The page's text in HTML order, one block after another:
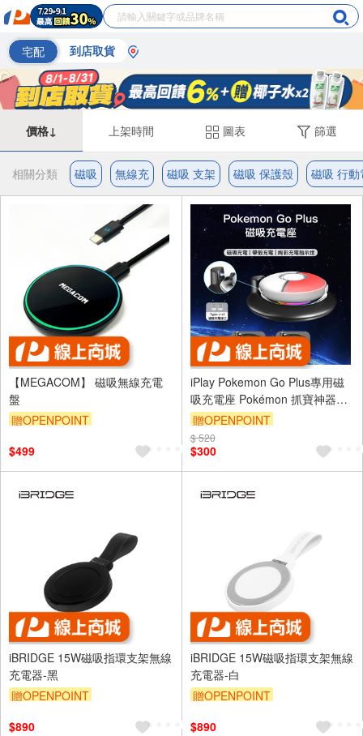
宅配 到店取貨
價格↓ 上架時間 圖表 篩選
相關分類 磁吸 無線充 磁吸 支架 磁吸 保護殼 磁吸 行動
【MEGACOM】 磁吸無線充電
盤
贈OPENPOINT
$499
iPlay Pokemon Go Plus專用磁
吸充電座 Pokémon 抓寶神器充
電座
贈OPENPOINT
$ 520
$300
iBRIDGE 15W磁吸指環支架無線
充電器-黑
贈OPENPOINT
$890
iBRIDGE 15W磁吸指環支架無線
充電器-白
贈OPENPOINT
$890